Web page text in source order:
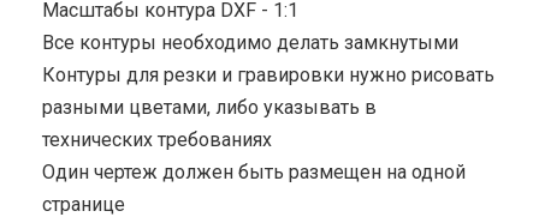
Масштабы контура DXF - 1:1
Все контуры необходимо делать замкнутыми
Контуры для резки и гравировки нужно рисовать
разными цветами, либо указывать в
технических требованиях
Один чертеж должен быть размещен на одной
странице